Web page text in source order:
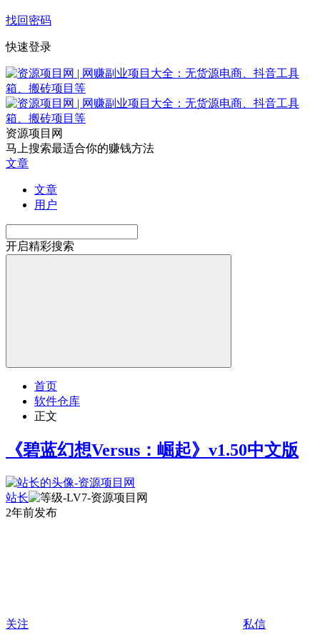
找回密码
快速登录
资源项目网
马上搜索最适合你的赚钱方法
文章
文章
用户
开启精彩搜索
首页
软件仓库
正文
《碧蓝幻想Versus：崛起》v1.50中文版
站长
2年前发布
关注 私信